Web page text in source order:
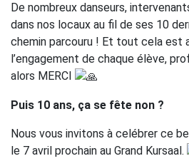
De nombreux danseurs,
dans nos locaux au fil de ses 10
chemin parcouru ! Et tout cela est
l’engagement de chaque élève,
alors MERCI
Puis 10 ans, ça se fête non ?
Nous vous invitons à celébrer ce
le 7 avril prochain au Grand Kursaal.